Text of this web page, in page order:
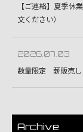
【ご連絡】夏季休
文ください）
2026.07.03
数量限定 薪販売し
Archive